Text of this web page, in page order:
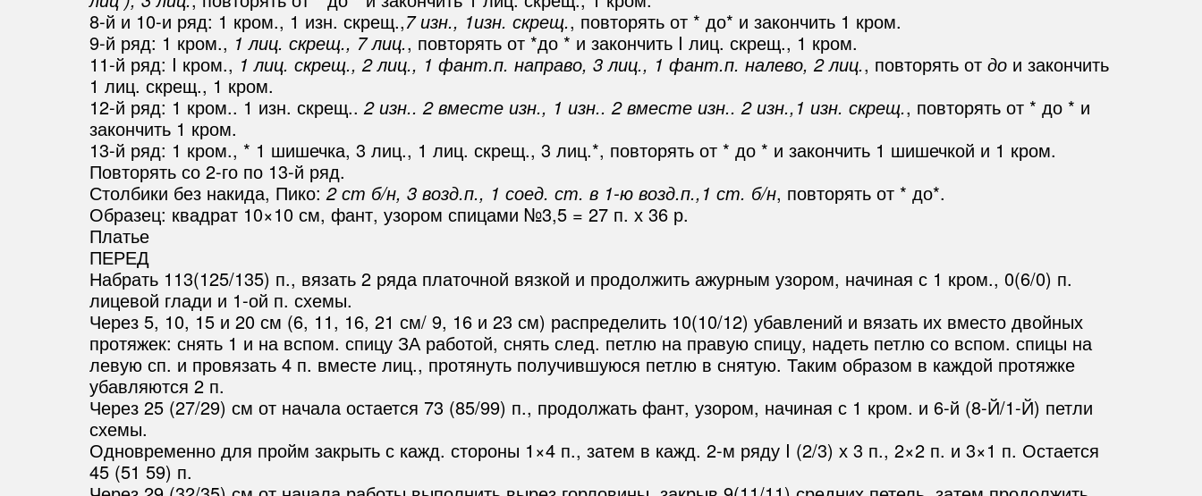
8-й и 10-и ряд: 1 кром., 1 изн. скрещ.,7 изн., 1изн. скрещ., повторять от * до* и закончить 1 кром.
9-й ряд: 1 кром., 1 лиц. скрещ., 7 лиц., повторять от *до * и закончить I лиц. скрещ., 1 кром.
11-й ряд: I кром., 1 лиц. скрещ., 2 лиц., 1 фант.п. направо, 3 лиц., 1 фант.п. налево, 2 лиц., повторять от до и закончить
1 лиц. скрещ., 1 кром.
12-й ряд: 1 кром.. 1 изн. скрещ..2 изн.. 2 вместе изн., 1 изн.. 2 вместе изн.. 2 изн.,1 изн. скрещ., повторять от * до * и
закончить 1 кром.
13-й ряд: 1 кром., * 1 шишечка, 3 лиц., 1 лиц. скрещ., 3 лиц.*, повторять от * до * и закончить 1 шишечкой и 1 кром.
Повторять со 2-го по 13-й ряд.
Столбики без накида, Пико:2 ст б/н, 3 возд.п., 1 соед. ст. в 1-ю возд.п.,1 ст. б/н, повторять от * до*.
Образец: квадрат 10×10 см, фант, узором спицами №3,5 = 27 п. х 36 р.
Платье
ПЕРЕД
Набрать 113(125/135) п., вязать 2 ряда платочной вязкой и продолжить ажурным узором, начиная с 1 кром., 0(6/0) п.
лицевой глади и 1-ой п. схемы.
Через 5, 10, 15 и 20 см (6, 11, 16, 21 см/ 9, 16 и 23 см) распределить 10(10/12) убавлений и вязать их вместо двойных
протяжек: снять 1 и на вспом. спицу ЗА работой, снять след. петлю на правую спицу, надеть петлю со вспом. спицы на
левую сп. и провязать 4 п. вместе лиц., протянуть получившуюся петлю в снятую. Таким образом в каждой протяжке
убавляются 2 п.
Через 25 (27/29) см от начала остается 73 (85/99) п., продолжать фант, узором, начиная с 1 кром. и 6-й (8-Й/1-Й) петли
схемы.
Одновременно для пройм закрыть с кажд. стороны 1×4 п., затем в кажд. 2-м ряду I (2/3) х 3 п., 2×2 п. и 3×1 п. Остается
45 (51 59) п.